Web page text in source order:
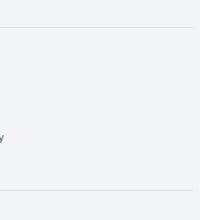
opens in new window